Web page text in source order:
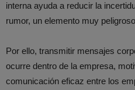
interna ayuda a reducir la
rumor, un elemento muy
Por ello, transmitir mensajes
ocurre dentro de la empresa,
comunicación eficaz entre los